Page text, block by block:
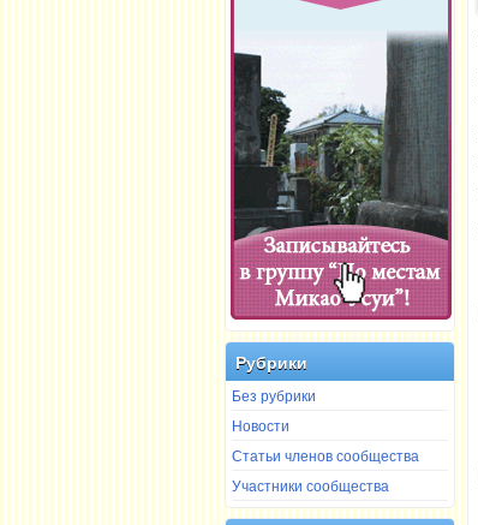
Рубрики
Без рубрики
Новости
Статьи членов сообщества
Участники сообщества